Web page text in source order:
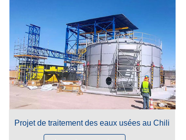
Fini
en 2024
Projet de traitement des eaux usées au Chili